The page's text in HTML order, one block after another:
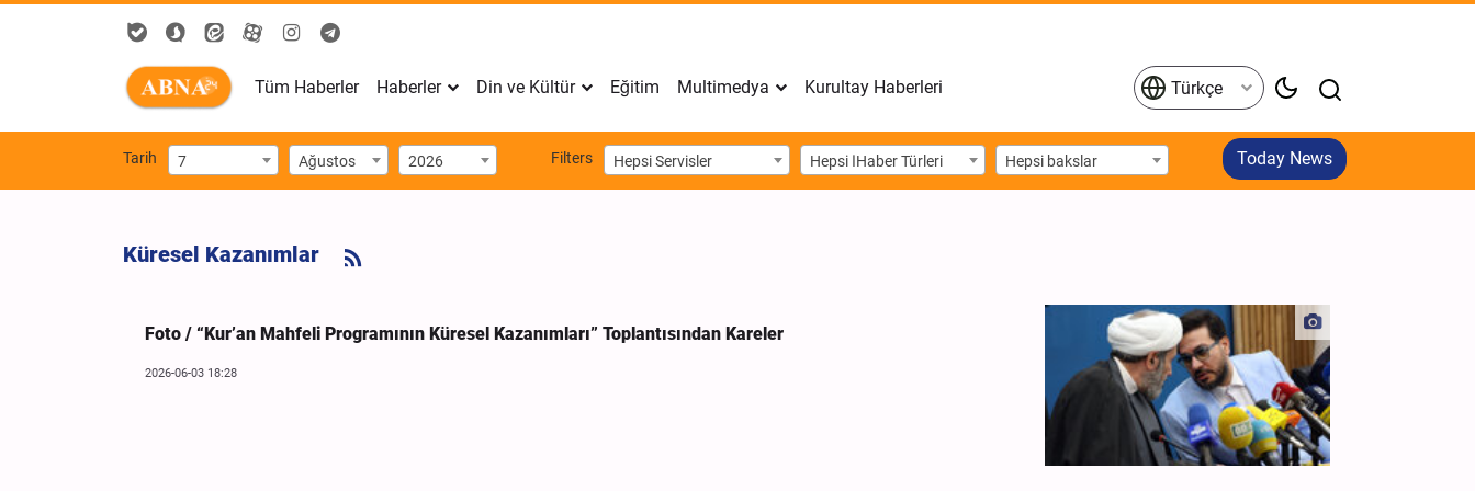
Tüm Haberler Haberler Din ve Kültür Eğitim Multimedya Kurultay Haberleri Türkçe
Tarih 7 Ağustos 2026 Filters Hepsi Servisler Hepsi اHaber Türleri Hepsi bakslar Today News
Küresel Kazanımlar
Foto / “Kur’an Mahfeli Programının Küresel Kazanımları” Toplantısından Kareler
2026-06-03 18:28